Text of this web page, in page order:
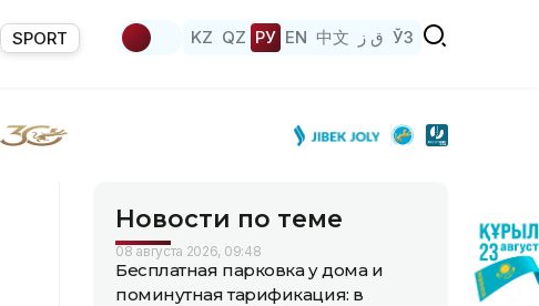
SPORT KZ QZ РУ EN 中文 ق ز ЎЗ
Новости по теме
08 августа 2026, 09:48
Бесплатная парковка у дома и
поминутная тарификация: в